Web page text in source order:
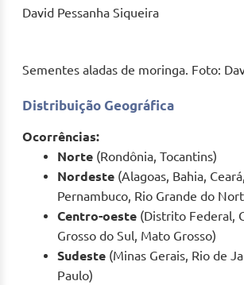
David Pessanha Siqueira
Sementes aladas de moringa. Foto:
Distribuição Geográfica
Ocorrências:
Norte (Rondônia, Tocantins)
Nordeste (Alagoas, Bahia,
Pernambuco, Rio Grande do
Centro-oeste (Distrito Federal,
Grosso do Sul, Mato Grosso)
Sudeste (Minas Gerais, Rio de
Paulo)